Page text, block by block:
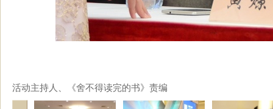
活动主持人、《舍不得读完的书》责编